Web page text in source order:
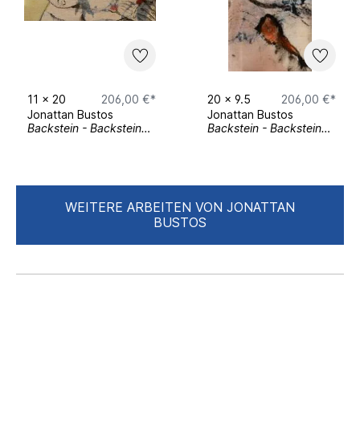
11 x 20
206,00 €*
Jonattan Bustos
Backstein - Backsteine Serie
20 x 9.5
206,00 €*
Jonattan Bustos
Backstein - Backsteine Serie
WEITERE ARBEITEN VON JONATTAN
BUSTOS